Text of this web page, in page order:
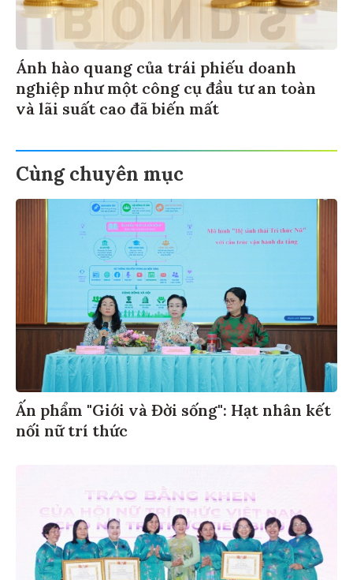
Ánh hào quang của trái phiếu doanh
nghiệp như một công cụ đầu tư an toàn
và lãi suất cao đã biến mất
Cùng chuyên mục
Ấn phẩm "Giới và Đời sống": Hạt nhân kết
nối nữ trí thức